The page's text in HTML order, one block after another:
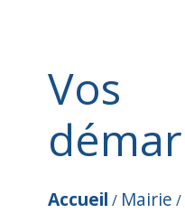
Vos
Accueil / Mairie /